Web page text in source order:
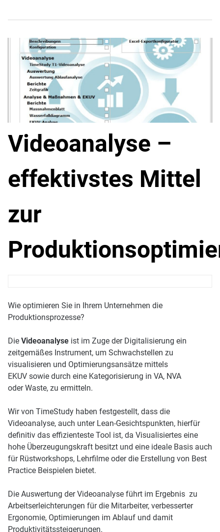
Videoanalyse –
effektivstes Mittel
zur
Wie optimieren Sie in Ihrem Unternehmen die
Produktionsprozesse?
Die Videoanalyseist im Zuge der Digitalisierung ein
zeitgemäßes Instrument, um Schwachstellen zu
visualisieren und Optimierungsansätze mittels
EKUV sowie durch eine Kategorisierung in VA, NVA
oder Waste, zu ermitteln.
Wir von TimeStudy haben festgestellt, dass die
Videoanalyse, auch unter Lean-Gesichtspunkten, hierfür
definitiv das effizienteste Tool ist, da Visualisiertes eine
hohe Überzeugungskraft besitzt und eine ideale Basis auch
für Rüstworkshops, Lehrfilme oder die Erstellung von Best
Practice Beispielen bietet.
Die Auswertung der Videoanalyse führt im Ergebnis zu
Arbeitserleichterungen für die Mitarbeiter, verbesserter
Ergonomie, Optimierungen im Ablauf und damit
Produktivitätssteigerungen.